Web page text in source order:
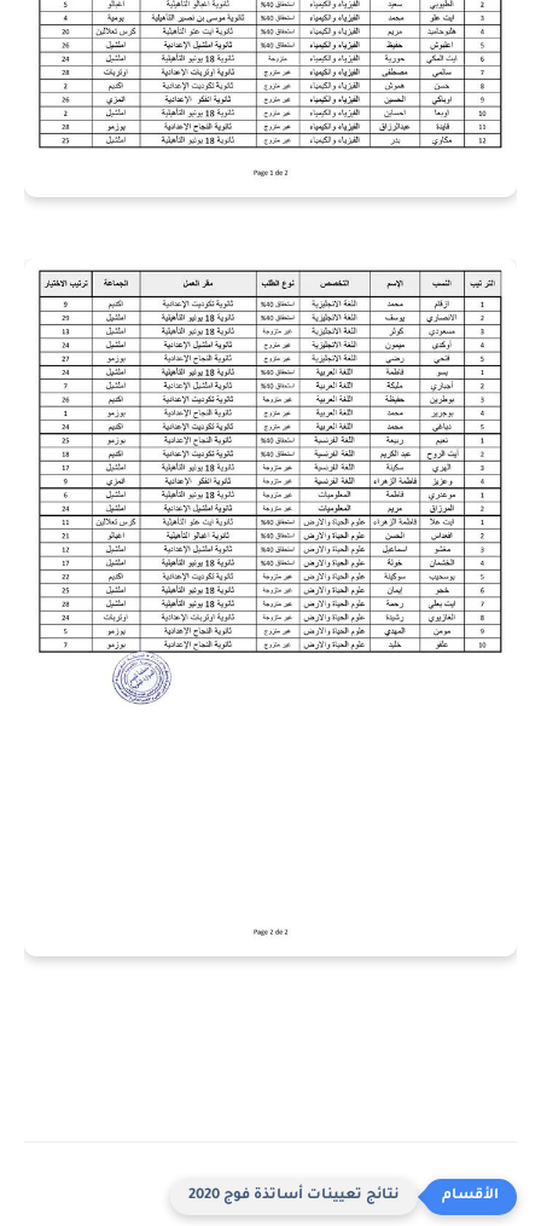
نتائج تعيينات أساتذة فوج 2020